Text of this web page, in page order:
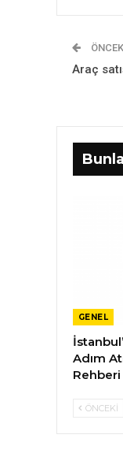
Araç
GENEL
Adım
Rehberi
ÖNCEKI